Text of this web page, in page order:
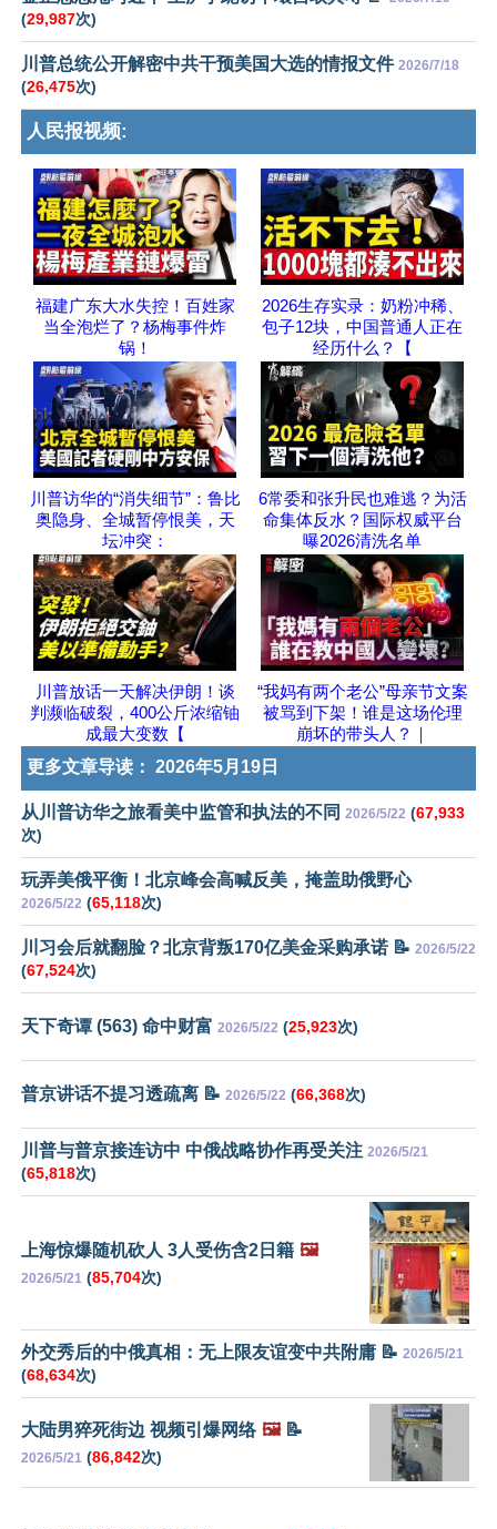
(29,987次)
川普总统公开解密中共干预美国大选的情报文件 2026/7/18
(26,475次)
人民报视频:
福建广东大水失控！百姓家
当全泡烂了？杨梅事件炸
锅！
2026生存实录：奶粉冲稀、
包子12块，中国普通人正在
经历什么？【
川普访华的“消失细节”：鲁比
奥隐身、全城暂停恨美，天
坛冲突：
6常委和张升民也难逃？为活
命集体反水？国际权威平台
曝2026清洗名单
川普放话一天解决伊朗！谈
判濒临破裂，400公斤浓缩铀
成最大变数【
“我妈有两个老公”母亲节文案
被骂到下架！谁是这场伦理
崩坏的带头人？｜
更多文章导读： 2026年5月19日
从川普访华之旅看美中监管和执法的不同 2026/5/22 (67,933
次)
玩弄美俄平衡！北京峰会高喊反美，掩盖助俄野心
2026/5/22 (65,118次)
川习会后就翻脸？北京背叛170亿美金采购承诺 📝 2026/5/22
(67,524次)
天下奇谭 (563) 命中财富 2026/5/22 (25,923次)
普京讲话不提习透疏离 📝 2026/5/22 (66,368次)
川普与普京接连访中 中俄战略协作再受关注 2026/5/21
(65,818次)
上海惊爆随机砍人 3人受伤含2日籍 🖼️
2026/5/21 (85,704次)
外交秀后的中俄真相：无上限友谊变中共附庸 📝 2026/5/21
(68,634次)
大陆男猝死街边 视频引爆网络 🖼️📝
2026/5/21 (86,842次)